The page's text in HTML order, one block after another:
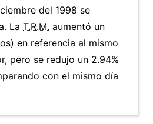
del 1998 se
La T.R.M. aumentó un
en referencia al mismo
pero se redujo un 2.94%
con el mismo día